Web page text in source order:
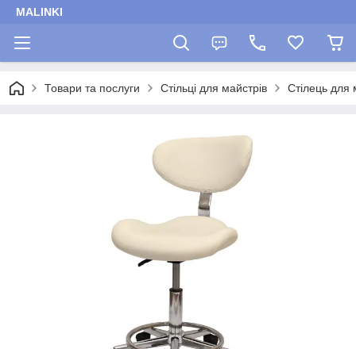
MALINKI
Товари та послуги Стільці для майстрів Стілець